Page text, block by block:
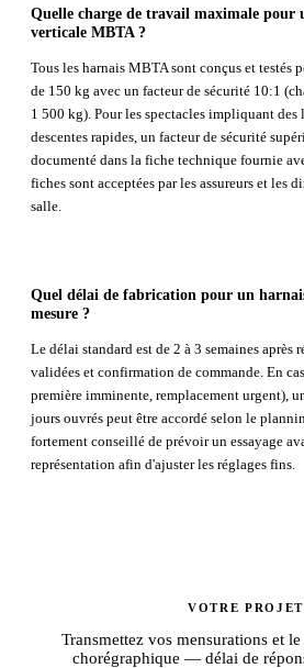
Quelle charge de travail maximale pour
verticale MBTA ?
Tous les harnais MBTA sont conçus et testés
de 150 kg avec un facteur de sécurité 10:1
1 500 kg). Pour les spectacles impliquant des
descentes rapides, un facteur de sécurité
documenté dans la fiche technique fournie
fiches sont acceptées par les assureurs et les
salle.
Quel délai de fabrication pour un
mesure ?
Le délai standard est de 2 à 3 semaines après
validées et confirmation de commande. En
première imminente, remplacement urgent),
jours ouvrés peut être accordé selon le
fortement conseillé de prévoir un essayage
représentation afin d'ajuster les réglages fins.
VOTRE PROJET
Transmettez vos mensurations et
chorégraphique — délai de